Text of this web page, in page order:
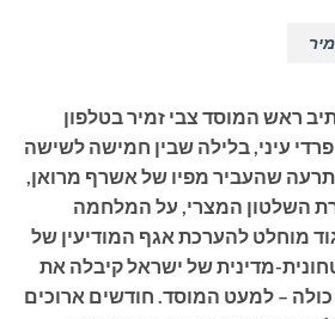
ראש המוסד צבי זמיר בטלפון
עיני, בלילה שבין חמישה לשישה
1973. זו ההתרעה שהעביר מפיו של אשרף מרואן,
השלטון המצרי, על המלחמה
מוחלט להערכת אגף המודיעין של
מדינית של ישראל קיבלה את
– למעט המוסד. חודשים ארוכים